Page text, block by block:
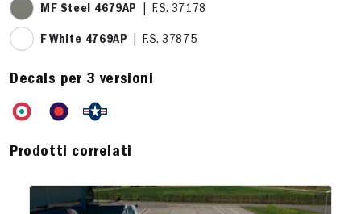
MF Steel 4679AP | F.S. 37178
F White 4769AP | F.S. 37875
Decals per 3 versioni
Prodotti correlati